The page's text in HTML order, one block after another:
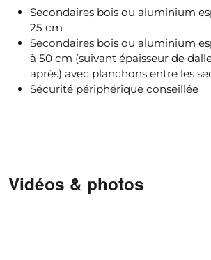
Secondaires bois ou aluminium
25 cm
Secondaires bois ou aluminium
à 50 cm (suivant épaisseur de
après) avec planchons entre les
Sécurité périphérique conseillée
Vidéos & photos